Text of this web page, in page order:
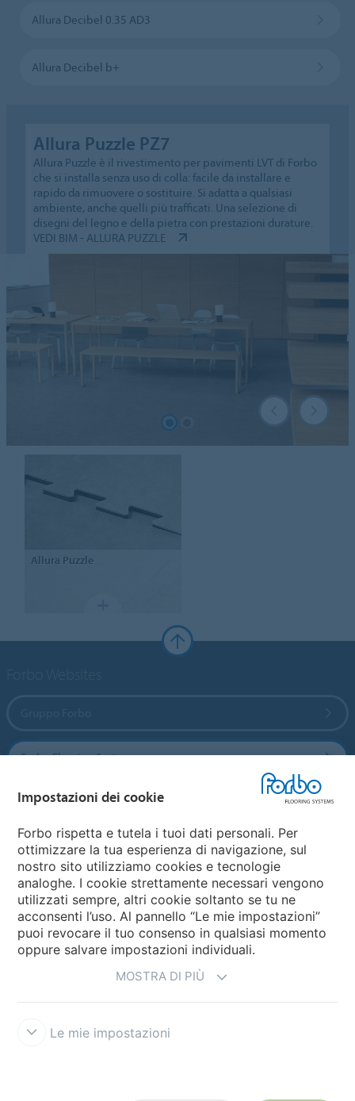
Allura Decibel 0.35 AD3
Allura Decibel b+
Allura Puzzle PZ7
Allura Puzzle è il rivestimento per pavimenti LVT di Forbo
che si installa senza uso di colla: facile da installare e
rapido da rimuovere o sostituire. Si adatta a qualsiasi
ambiente, anche quelli più trafficati. Una selezione di
disegni del legno e della pietra con prestazioni durature.
VEDI BIM - ALLURA PUZZLE
Allura Puzzle
Forbo Flooring Systems
Forbo Movement Systems
Seleziona una nazione
Seleziona una nazione
Impostazioni dei cookie
Forbo rispetta e tutela i tuoi dati personali. Per
ottimizzare la tua esperienza di navigazione, sul
nostro sito utilizziamo cookies e tecnologie
analoghe. I cookie strettamente necessari vengono
utilizzati sempre, altri cookie soltanto se tu ne
acconsenti l’uso. Al pannello “Le mie impostazioni”
puoi revocare il tuo consenso in qualsiasi momento
oppure salvare impostazioni individuali.
MOSTRA DI PIÙ
Le mie impostazioni